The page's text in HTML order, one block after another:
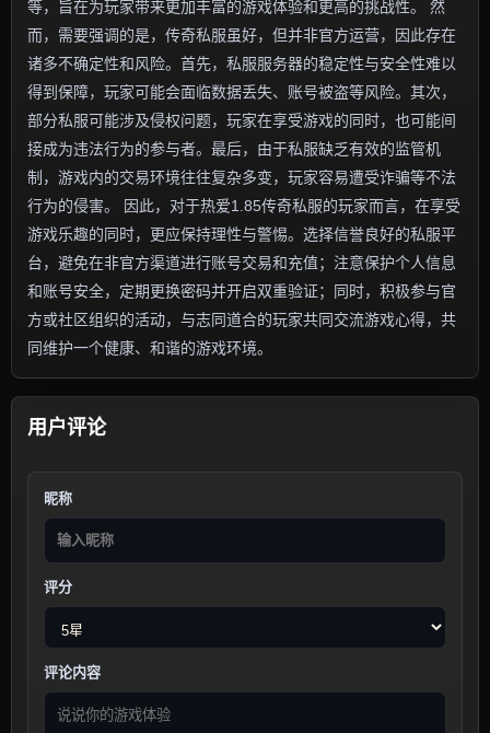
等，旨在为玩家带来更加丰富的游戏体验和更高的挑战性。 然
而，需要强调的是，传奇私服虽好，但并非官方运营，因此存在
诸多不确定性和风险。首先，私服服务器的稳定性与安全性难以
得到保障，玩家可能会面临数据丢失、账号被盗等风险。其次，
部分私服可能涉及侵权问题，玩家在享受游戏的同时，也可能间
接成为违法行为的参与者。最后，由于私服缺乏有效的监管机
制，游戏内的交易环境往往复杂多变，玩家容易遭受诈骗等不法
行为的侵害。 因此，对于热爱1.85传奇私服的玩家而言，在享受
游戏乐趣的同时，更应保持理性与警惕。选择信誉良好的私服平
台，避免在非官方渠道进行账号交易和充值；注意保护个人信息
和账号安全，定期更换密码并开启双重验证；同时，积极参与官
方或社区组织的活动，与志同道合的玩家共同交流游戏心得，共
同维护一个健康、和谐的游戏环境。
用户评论
昵称
评分
评论内容